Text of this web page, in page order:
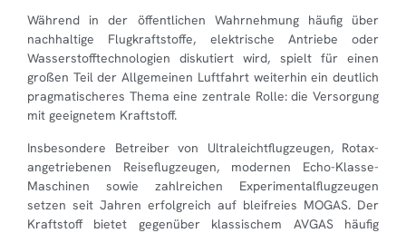
Während in der öffentlichen Wahrnehmung häufig über
nachhaltige Flugkraftstoffe, elektrische Antriebe oder
Wasserstofftechnologien diskutiert wird, spielt für einen
großen Teil der Allgemeinen Luftfahrt weiterhin ein deutlich
pragmatischeres Thema eine zentrale Rolle: die Versorgung
mit geeignetem Kraftstoff.
Insbesondere Betreiber von Ultraleichtflugzeugen, Rotax-
angetriebenen Reiseflugzeugen, modernen Echo-Klasse-
Maschinen sowie zahlreichen Experimentalflugzeugen
setzen seit Jahren erfolgreich auf bleifreies MOGAS. Der
Kraftstoff bietet gegenüber klassischem AVGAS häufig